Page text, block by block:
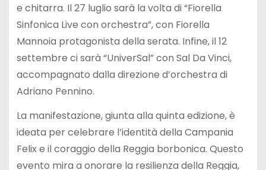
e chitarra. Il 27 luglio sarà la volta di “Fiorella
Sinfonica Live con orchestra”, con Fiorella
Mannoia protagonista della serata. Infine, il 12
settembre ci sarà “UniverSal” con Sal Da Vinci,
accompagnato dalla direzione d’orchestra di
Adriano Pennino.
La manifestazione, giunta alla quinta edizione, è
ideata per celebrare l’identità della Campania
Felix e il coraggio della Reggia borbonica. Questo
evento mira a onorare la resilienza della Reggia,